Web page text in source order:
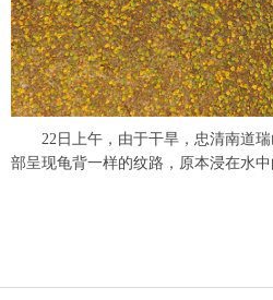
22日上午，由于干旱，忠清南道瑞
部呈现龟背一样的纹路，原本浸在水中